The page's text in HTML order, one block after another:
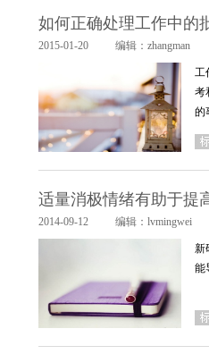
如何正确处理工作中的
2015-01-20 编辑：zhangman
工
考
的
适量消极情绪有助于提
2014-09-12 编辑：lvmingwei
新
能